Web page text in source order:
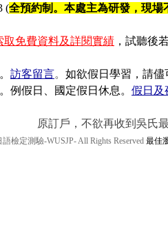
(全預約制。本處主為研發，現場
取免費資料及詳閱實績 ，試聽後
訪客留言。 如欲假日學習，請儘
日、國定假日休息。 假日及
訂戶，不欲再收到吳氏最
檢定測驗-WUSJP- All Rights Reserved 最佳